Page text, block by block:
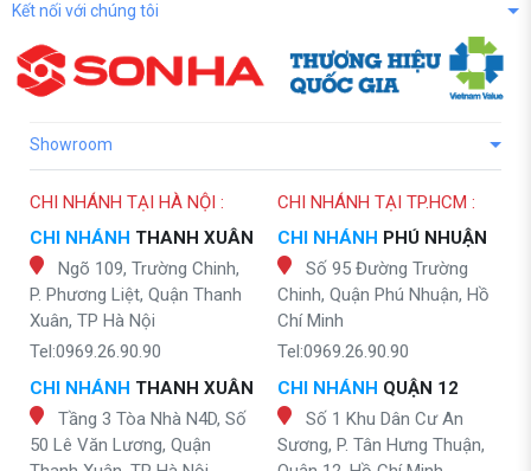
Kết nối với chúng tôi
Showroom
CHI NHÁNH TẠI HÀ NỘI :
CHI NHÁNH THANH XUÂN
Ngõ 109, Trường Chinh,
P. Phương Liệt, Quận Thanh
Xuân, TP Hà Nội
Tel:0969.26.90.90
CHI NHÁNH THANH XUÂN
Tầng 3 Tòa Nhà N4D, Số
50 Lê Văn Lương, Quận
CHI NHÁNH TẠI TP.HCM :
CHI NHÁNH PHÚ NHUẬN
Số 95 Đường Trường
Chinh, Quận Phú Nhuận, Hồ
Chí Minh
Tel:0969.26.90.90
CHI NHÁNH QUẬN 12
Số 1 Khu Dân Cư An
Sương, P. Tân Hưng Thuận,